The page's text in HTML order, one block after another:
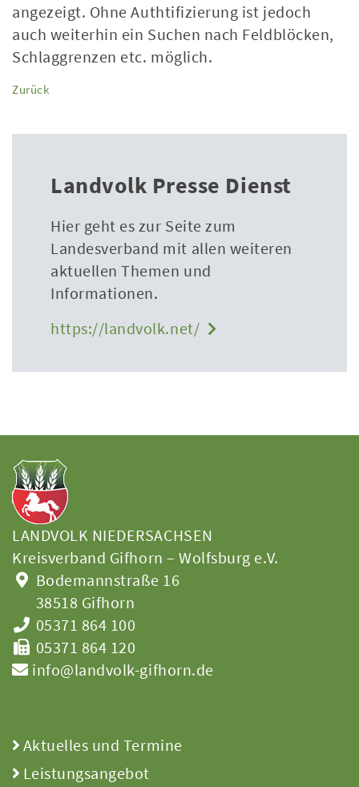
angezeigt. Ohne Authtifizierung ist jedoch
auch weiterhin ein Suchen nach Feldblöcken,
Schlaggrenzen etc. möglich.
Zurück
Landvolk Presse Dienst
Hier geht es zur Seite zum
Landesverband mit allen weiteren
aktuellen Themen und
Informationen.
https://landvolk.net/
LANDVOLK NIEDERSACHSEN
Kreisverband Gifhorn – Wolfsburg e.V.
Bodemannstraße 16
38518 Gifhorn
05371 864 100
05371 864 120
info@landvolk-gifhorn.de
Aktuelles und Termine
Leistungsangebot